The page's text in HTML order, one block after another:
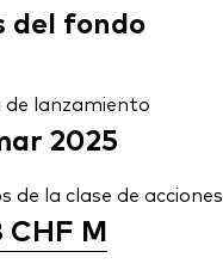
del fondo
de lanzamiento
2025
de la clase de acciones
CHF M